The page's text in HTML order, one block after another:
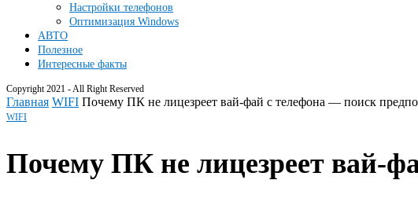
Настройки телефонов
Оптимизация Windows
АВТО
Полезное
Интересные факты
Copyright 2021 - All Right Reserved
Главная WIFI Почему ПК не лицезреет вай-фай с телефона — поиск
WIFI
Почему ПК не лицезреет вай-